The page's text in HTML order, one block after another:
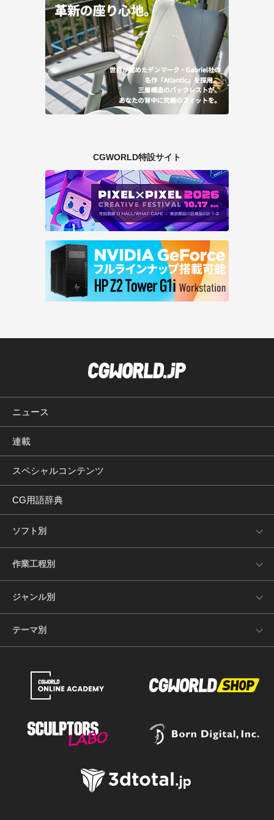
CGWORLD特設サイト
ニュース
連載
スペシャルコンテンツ
CG用語辞典
ソフト別
作業工程別
ジャンル別
テーマ別